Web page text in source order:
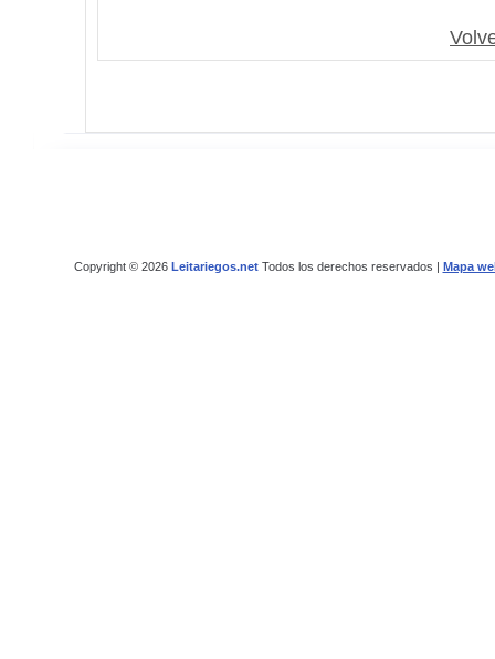
Copyright © 2026 Leitariegos.netTodos los derechos reservados | Mapa